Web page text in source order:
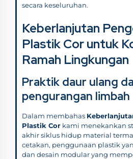
secara keseluruhan.
Keberlanjutan
Plastik Cor untuk
Ramah Lingkungan
Praktik daur ulang
pengurangan limbah
Dalam membahas
Plastik Cor kami menekankan
akhir siklus hidup material
cetakan, penggunaan plastik
dan desain modular yang